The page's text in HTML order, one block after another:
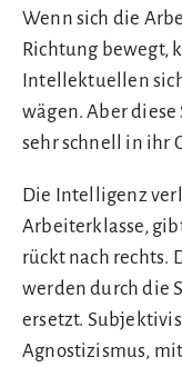
Wenn sich die
Richtung bewegt,
Intellektuellen
wägen. Aber
sehr schnell in ihr
Die Intelligenz
Arbeiterklasse,
rückt nach rechts.
werden durch die
ersetzt.
Agnostizismus,